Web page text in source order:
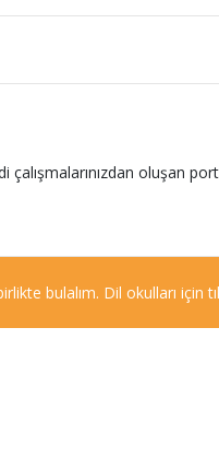
oluşan
bulalım. Dil okulları için